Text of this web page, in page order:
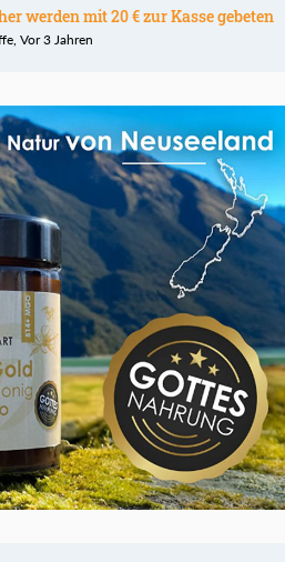
werden mit 20 € zur Kasse gebeten
Vor 3 Jahren